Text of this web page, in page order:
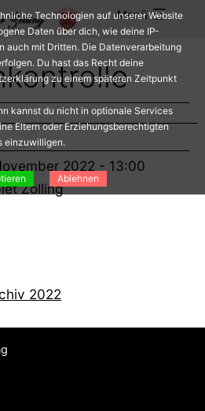
Menü
2022 - 13:00
Zolling
2022
Technologien auf unserer Website
Daten über dich, wie deine IP-
auch mit Dritten. Die Datenverarbeitung
Du hast das Recht deine
zu einem späteren Zeitpunkt
kannst du nicht in optionale Services
Eltern oder Erziehungsberechtigten
einzuwilligen.
Ablehnen